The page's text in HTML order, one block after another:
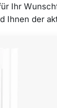
Ihr
Ihnen der